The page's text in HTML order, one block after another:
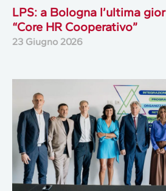
LPS: a Bologna l’ultima
“Core HR Cooperativo”
23 Giugno 2026